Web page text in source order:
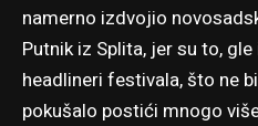
namerno izdvojio
Putnik iz Splita, jer su to,
headlineri festivala, što ne
pokušalo postići mnogo